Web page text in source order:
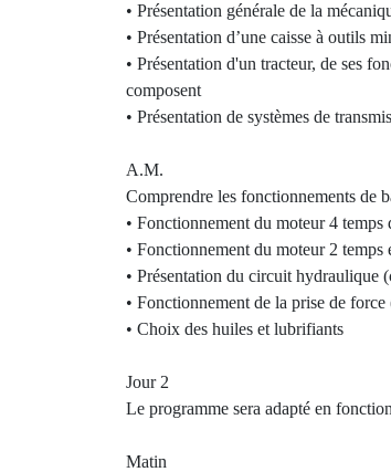
• Présentation générale de la
• Présentation d’une caisse à outils
• Présentation d'un tracteur, de ses
composent
• Présentation de systèmes de
A.M.
Comprendre les fonctionnements de
• Fonctionnement du moteur 4
• Fonctionnement du moteur 2 temps
• Présentation du circuit hydraulique
• Fonctionnement de la prise de
• Choix des huiles et lubrifiants
Jour 2
Le programme sera adapté en
Matin